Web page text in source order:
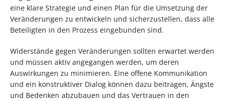
eine klare Strategie und einen Plan für die Umsetzung der
Veränderungen zu entwickeln und sicherzustellen, dass alle
Beteiligten in den Prozess eingebunden sind.
Widerstände gegen Veränderungen sollten erwartet werden
und müssen aktiv angegangen werden, um deren
Auswirkungen zu minimieren. Eine offene Kommunikation
und ein konstruktiver Dialog können dazu beitragen, Ängste
und Bedenken abzubauen und das Vertrauen in den